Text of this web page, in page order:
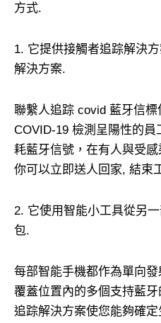
方式.
1. 它提供接觸者追踪解決
解決方案.
聯繫人追踪 covid 藍牙信
COVID-19 檢測呈陽性的
耗藍牙信號，在有人與受
你可以立即送人回家, 結束
2. 它使用智能小工具從另
包.
每部智能手機都作為單向
覆蓋位置內的多個支持藍
追踪解決方案使您能夠確